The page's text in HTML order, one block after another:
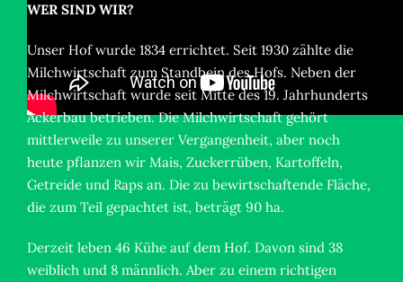
WER SIND WIR?
Unser Hof wurde 1834 errichtet. Seit 1930 zählte die
Milchwirtschaft zum Standbein des Hofs. Neben der
Milchwirtschaft wurde seit Mitte des 19. Jahrhunderts
Ackerbau betrieben. Die Milchwirtschaft gehört
mittlerweile zu unserer Vergangenheit, aber noch
heute pflanzen wir Mais, Zuckerrüben, Kartoffeln,
Getreide und Raps an. Die zu bewirtschaftende Fläche,
die zum Teil gepachtet ist, beträgt 90 ha.
Derzeit leben 46 Kühe auf dem Hof. Davon sind 38
weiblich und 8 männlich. Aber zu einem richtigen